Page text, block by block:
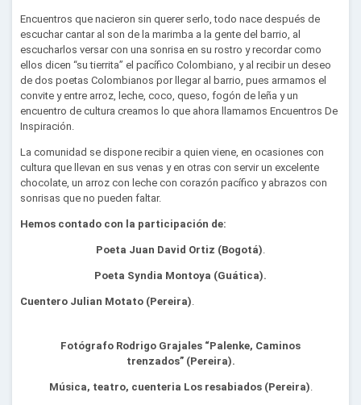
Encuentros que nacieron sin querer serlo, todo nace después de
escuchar cantar al son de la marimba a la gente del barrio, al
escucharlos versar con una sonrisa en su rostro y recordar como
ellos dicen “su tierrita” el pacífico Colombiano, y al recibir un deseo
de dos poetas Colombianos por llegar al barrio, pues armamos el
convite y entre arroz, leche, coco, queso, fogón de leña y un
encuentro de cultura creamos lo que ahora llamamos Encuentros De
Inspiración.
La comunidad se dispone recibir a quien viene, en ocasiones con
cultura que llevan en sus venas y en otras con servir un excelente
chocolate, un arroz con leche con corazón pacífico y abrazos con
sonrisas que no pueden faltar.
Hemos contado con la participación de:
Poeta Juan David Ortiz (Bogotá)
Poeta Syndia Montoya (Guática).
Cuentero Julian Motato (Pereira)
Fotógrafo Rodrigo Grajales “Palenke, Caminos
trenzados” (Pereira).
Música, teatro, cuenteria Los resabiados (Pereira)